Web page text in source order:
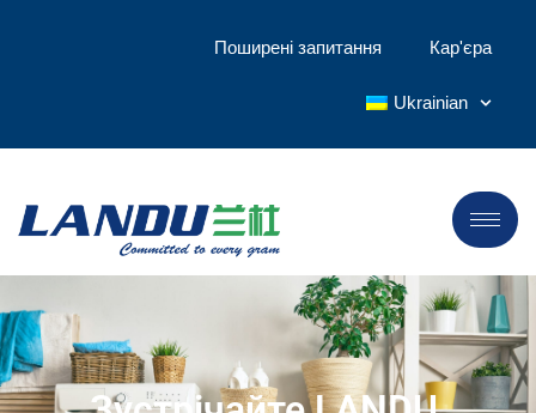
Поширені запитання Кар'єра
Ukrainian